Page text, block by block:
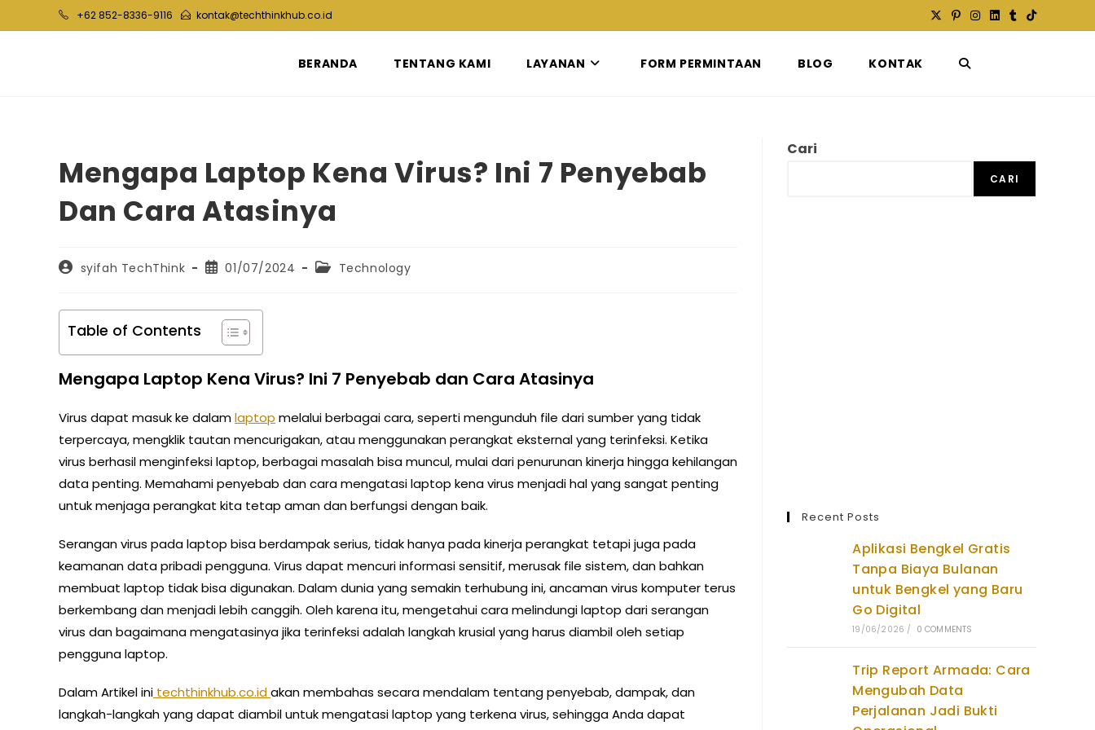
to
+62 852-8336-9116 kontak@techthinkhub.co.id
BERANDA TENTANG KAMI LAYANAN FORM PERMINTAAN BLOG KONTAK TOGGLE
SEARCH
Mengapa Laptop Kena Virus? Ini 7 Penyebab
Dan Cara Atasinya
Postsyifah TechThink
Post01/07/2024
PostTechnology
Table of Contents
Mengapa Laptop Kena Virus? Ini 7 Penyebab dan Cara Atasinya
Virus dapat masuk ke dalamlaptop melalui berbagai cara, seperti mengunduh file dari sumber yang tidak
terpercaya, mengklik tautan mencurigakan, atau menggunakan perangkat eksternal yang terinfeksi. Ketika
virus berhasil menginfeksi laptop, berbagai masalah bisa muncul, mulai dari penurunan kinerja hingga kehilangan
data penting. Memahami penyebab dan cara mengatasi laptop kena virus menjadi hal yang sangat penting
untuk menjaga perangkat kita tetap aman dan berfungsi dengan baik.
Serangan virus pada laptop bisa berdampak serius, tidak hanya pada kinerja perangkat tetapi juga pada
keamanan data pribadi pengguna. Virus dapat mencuri informasi sensitif, merusak file sistem, dan bahkan
membuat laptop tidak bisa digunakan. Dalam dunia yang semakin terhubung ini, ancaman virus komputer terus
berkembang dan menjadi lebih canggih. Oleh karena itu, mengetahui cara melindungi laptop dari serangan
virus dan bagaimana mengatasinya jika terinfeksi adalah langkah krusial yang harus diambil oleh setiap
pengguna laptop.
Dalam Artikel ini techthinkhub.co.idakan membahas secara mendalam tentang penyebab, dampak, dan
langkah-langkah yang dapat diambil untuk mengatasi laptop yang terkena virus, sehingga Anda dapat
Cari
CARI
Recent Posts
Aplikasi Bengkel Gratis
Tanpa Biaya Bulanan
untuk Bengkel yang Baru
Go Digital
19/06/2026 / 0 COMMENTS
Trip Report Armada: Cara
Mengubah Data
Perjalanan Jadi Bukti